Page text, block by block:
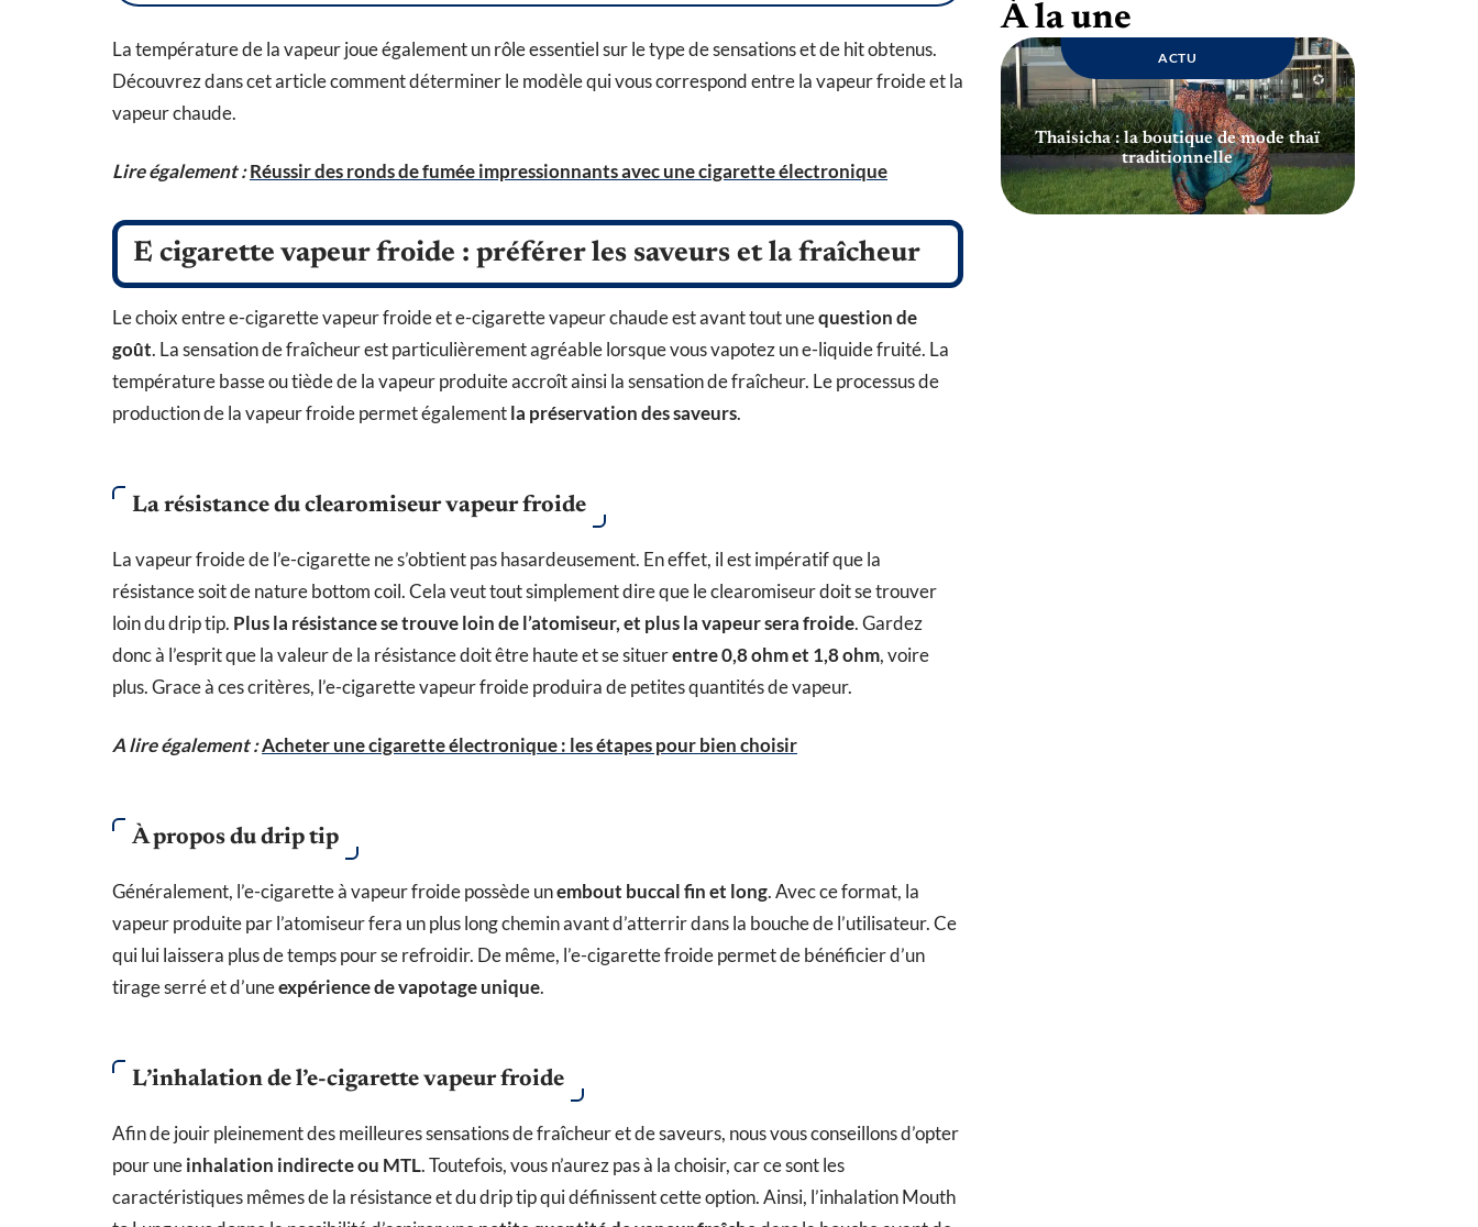
La température de la vapeur joue également un rôle essentiel sur le type de sensations et de hit obtenus.
Découvrez dans cet article comment déterminer le modèle qui vous correspond entre la vapeur froide et la
vapeur chaude.
Lire également :Réussir des ronds de fumée impressionnants avec une cigarette électronique
E cigarette vapeur froide : préférer les saveurs et la fraîcheur
Le choix entre e-cigarette vapeur froide et e-cigarette vapeur chaude est avant tout unequestion de
goût. La sensation de fraîcheur est particulièrement agréable lorsque vous vapotez un e-liquide fruité. La
température basse ou tiède de la vapeur produite accroît ainsi la sensation de fraîcheur. Le processus de
production de la vapeur froide permet égalementla préservation des saveurs.
La résistance du clearomiseur vapeur froide
La vapeur froide de l’e-cigarette ne s’obtient pas hasardeusement. En effet, il est impératif que la
résistance soit de nature bottom coil. Cela veut tout simplement dire que le clearomiseur doit se trouver
loin du drip tip. Plus la résistance se trouve loin de l’atomiseur, et plus la vapeur sera froide. Gardez
donc à l’esprit que la valeur de la résistance doit être haute et se situerentre 0,8 ohm et 1,8 ohm, voire
plus. Grace à ces critères, l’e-cigarette vapeur froide produira de petites quantités de vapeur.
A lire également :Acheter une cigarette électronique : les étapes pour bien choisir
À propos du drip tip
Généralement, l’e-cigarette à vapeur froide possède unembout buccal fin et long. Avec ce format, la
vapeur produite par l’atomiseur fera un plus long chemin avant d’atterrir dans la bouche de l’utilisateur. Ce
qui lui laissera plus de temps pour se refroidir. De même, l’e-cigarette froide permet de bénéficier d’un
tirage serré et d’uneexpérience de vapotage unique.
L’inhalation de l’e-cigarette vapeur froide
Afin de jouir pleinement des meilleures sensations de fraîcheur et de saveurs, nous vous conseillons d’opter
pour uneinhalation indirecte ou MTL. Toutefois, vous n’aurez pas à la choisir, car ce sont les
caractéristiques mêmes de la résistance et du drip tip qui définissent cette option. Ainsi, l’inhalation Mouth
À la une
ACTU
Thaisicha : la boutique de mode thaï
traditionnelle